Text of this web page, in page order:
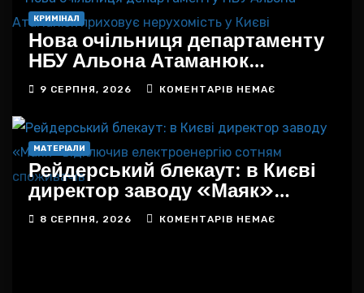
КРИМІНАЛ
Нова очільниця департаменту
НБУ Альона Атаманюк
приховує нерухомість у Києві
9 СЕРПНЯ, 2026 КОМЕНТАРІВ НЕМАЄ
МАТЕРІАЛИ
Рейдерський блекаут: в Києві
директор заводу «Маяк»
відключив електроенергію
сотням споживачів
8 СЕРПНЯ, 2026 КОМЕНТАРІВ НЕМАЄ